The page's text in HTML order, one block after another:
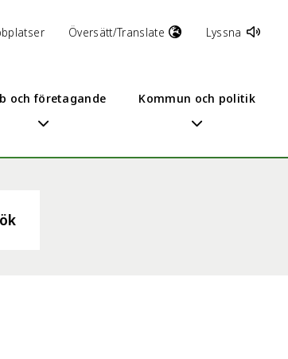
Översätt/Translate Lyssna
och företagande Kommun och politik